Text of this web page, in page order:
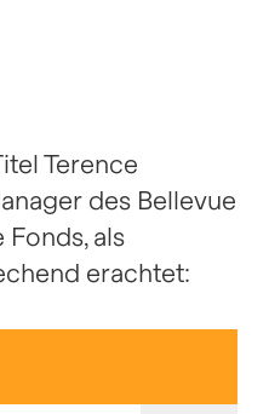
Terence
des Bellevue
als
erachtet: